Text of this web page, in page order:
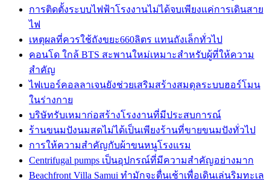
การติดตั้งระบบไฟฟ้าโรงงานไม่ได้จบเพียงแค่การเดินสาย
ไฟ
เหตุผลที่ควรใช้ถังขยะ660ลิตร แทนถังเล็กทั่วไป
คอนโด ใกล้ BTS สะพานใหม่เหมาะสำหรับผู้ที่ให้ความ
สำคัญ
ไฟเบอร์คอลลาเจนยังช่วยเสริมสร้างสมดุลระบบฮอร์โมน
ในร่างกาย
บริษัทรับเหมาก่อสร้างโรงงานที่มีประสบการณ์
ร้านขนมปังนมสดไม่ได้เป็นเพียงร้านที่ขายขนมปังทั่วไป
การให้ความสำคัญกับผ้าขนหนูโรงแรม
Centrifugal pumps เป็นอุปกรณ์ที่มีความสำคัญอย่างมาก
Beachfront Villa Samui ทำมักจะตื่นเช้าเพื่อเดินเล่นริมทะเล